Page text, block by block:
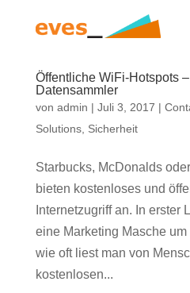
Öffentliche WiFi-Hotspots
Datensammler
von admin | Juli 3, 2017 |
Solutions, Sicherheit
Starbucks, McDonalds
bieten kostenloses und
Internetzugriff an. In erster
eine Marketing Masche
wie oft liest man von
kostenlosen...